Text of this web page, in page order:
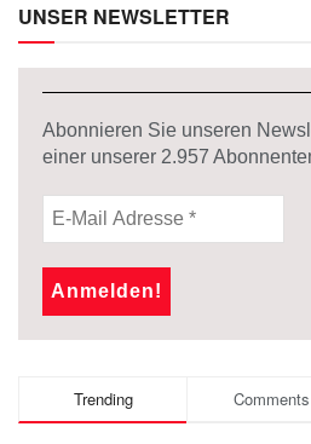
UNSER NEWSLETTER
Abonnieren Sie unseren
einer unserer 2.957
Trending Comments